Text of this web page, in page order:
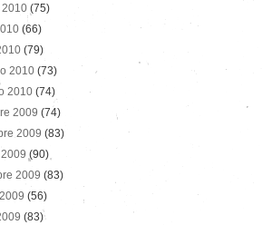
2010 (75)
(66)
(79)
2010 (73)
2010 (74)
2009 (74)
2009 (83)
(90)
2009 (83)
(56)
(83)